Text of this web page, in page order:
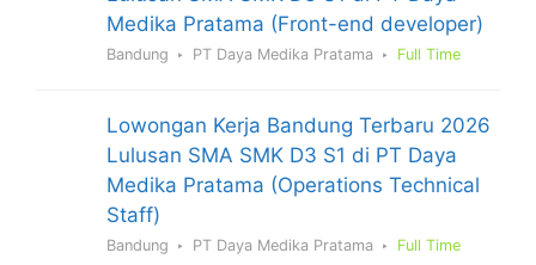
Medika Pratama (Front-end developer)
Bandung PT Daya Medika Pratama Full Time
Lowongan Kerja Bandung Terbaru 2026
Lulusan SMA SMK D3 S1 di PT Daya
Medika Pratama (Operations Technical
Staff)
Bandung PT Daya Medika Pratama Full Time